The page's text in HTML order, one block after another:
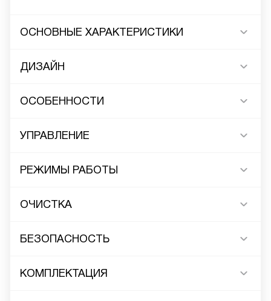
ОСНОВНЫЕ ХАРАКТЕРИСТИКИ
ДИЗАЙН
ОСОБЕННОСТИ
УПРАВЛЕНИЕ
РЕЖИМЫ РАБОТЫ
ОЧИСТКА
БЕЗОПАСНОСТЬ
КОМПЛЕКТАЦИЯ